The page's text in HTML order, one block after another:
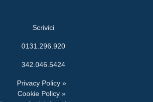
Scrivici
0131.296.920
342.046.5424
Privacy Policy »
Cookie Policy »